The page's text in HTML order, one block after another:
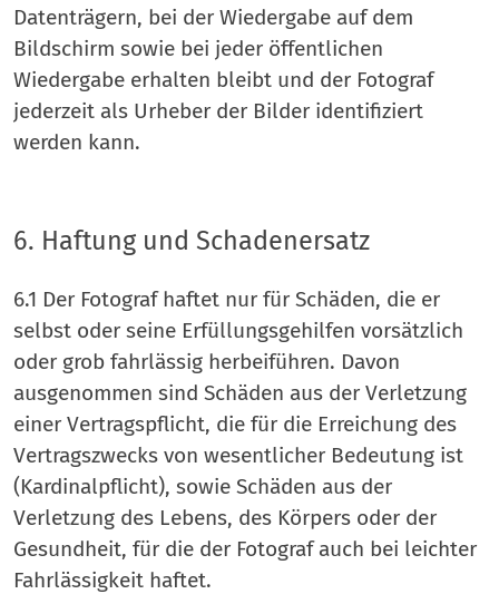
Datenträgern, bei der Wiedergabe auf dem
Bildschirm sowie bei jeder öffentlichen
Wiedergabe erhalten bleibt und der Fotograf
jederzeit als Urheber der Bilder identifiziert
werden kann.
6. Haftung und Schadenersatz
6.1 Der Fotograf haftet nur für Schäden, die er
selbst oder seine Erfüllungsgehilfen vorsätzlich
oder grob fahrlässig herbeiführen. Davon
ausgenommen sind Schäden aus der Verletzung
einer Vertragspflicht, die für die Erreichung des
Vertragszwecks von wesentlicher Bedeutung ist
(Kardinalpflicht), sowie Schäden aus der
Verletzung des Lebens, des Körpers oder der
Gesundheit, für die der Fotograf auch bei leichter
Fahrlässigkeit haftet.